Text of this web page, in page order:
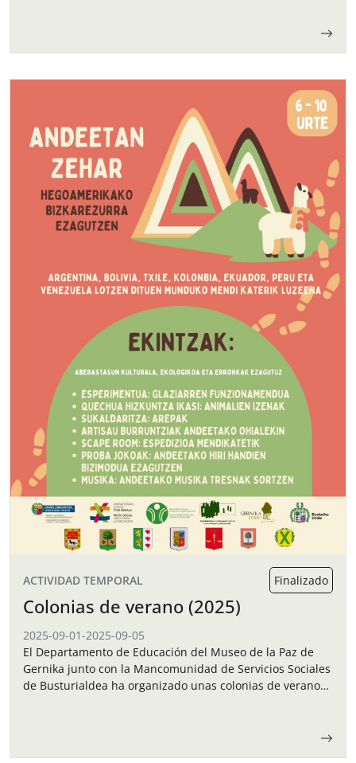
ACTIVIDAD TEMPORAL Finalizado
Colonias de verano (2025)
2025-09-01-2025-09-05
El Departamento de Educación del Museo de la Paz de
Gernika junto con la Mancomunidad de Servicios Sociales
de Busturialdea ha organizado unas colonias de verano